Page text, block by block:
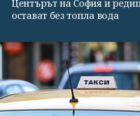
Центърът на София и
остават без топла вода